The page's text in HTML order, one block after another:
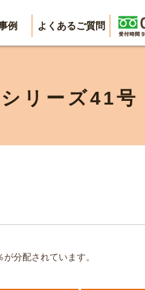
例 よくあるご質問
シリーズ41号
分配されています。